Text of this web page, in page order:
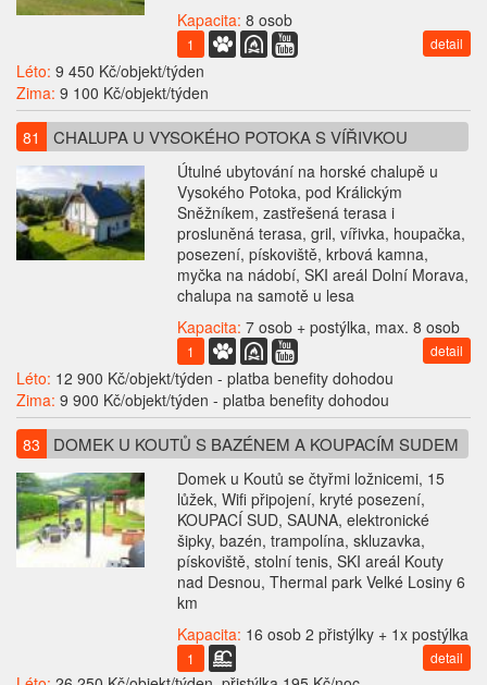
Kapacita: 8 osob
1 detail
Léto: 9 450 Kč/objekt/týden
Zima: 9 100 Kč/objekt/týden
81 CHALUPA U VYSOKÉHO POTOKA S VÍŘIVKOU
Útulné ubytování na horské chalupě u
Vysokého Potoka, pod Králickým
Sněžníkem, zastřešená terasa i
prosluněná terasa, gril, vířivka, houpačka,
posezení, pískoviště, krbová kamna,
myčka na nádobí, SKI areál Dolní Morava,
chalupa na samotě u lesa
Kapacita: 7 osob + postýlka, max. 8 osob
1 detail
Léto: 12 900 Kč/objekt/týden - platba benefity dohodou
Zima: 9 900 Kč/objekt/týden - platba benefity dohodou
83 DOMEK U KOUTŮ S BAZÉNEM A KOUPACÍM SUDEM
Domek u Koutů se čtyřmi ložnicemi, 15
lůžek, Wifi připojení, kryté posezení,
KOUPACÍ SUD, SAUNA, elektronické
šipky, bazén, trampolína, skluzavka,
pískoviště, stolní tenis, SKI areál Kouty
nad Desnou, Thermal park Velké Losiny 6
km
Kapacita: 16 osob 2 přistýlky + 1x postýlka
1 detail